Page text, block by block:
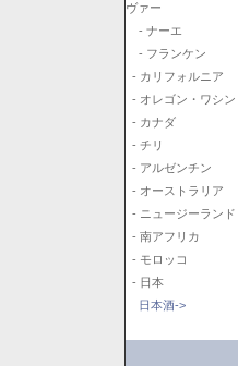
ヴァー
- ナーエ
- フランケン
- カリフォルニア
- オレゴン・ワシン
- カナダ
- チリ
- アルゼンチン
- オーストラリア
- ニュージーランド
- 南アフリカ
- モロッコ
- 日本
日本酒->